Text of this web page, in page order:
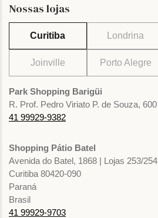
Nossas lojas
Curitiba Londrina
Joinville Porto Alegre
Park Shopping Barigüi
R. Prof. Pedro Viriato P. de Souza, 600
41 99929-9382
Shopping Pátio Batel
Avenida do Batel, 1868 | Lojas 253/254
Curitiba 80420-090
Paraná
Brasil
41 99929-9703